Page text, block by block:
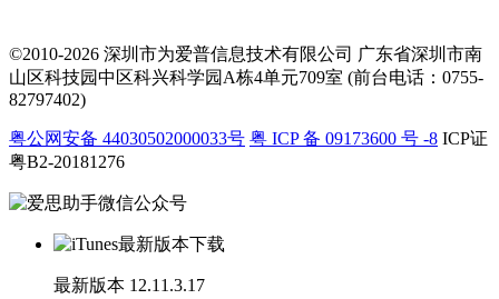
©2010-2026 深圳市为爱普信息技术有限公司 广东省深圳市南
山区科技园中区科兴科学园A栋4单元709室 (前台电话：0755-
82797402)
粤公网安备 44030502000033号 粤 ICP 备 09173600 号 -8 ICP证
粤B2-20181276
最新版本 12.11.3.17